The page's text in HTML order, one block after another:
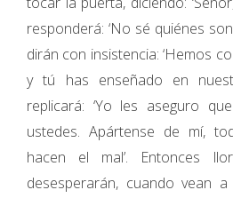
responderá: ‘No sé quiénes
dirán con insistencia: ‘Hemos
y tú has enseñado en
replicará: ‘Yo les aseguro
ustedes. Apártense de mí,
hacen el mal’. Entonces
desesperarán, cuando vean